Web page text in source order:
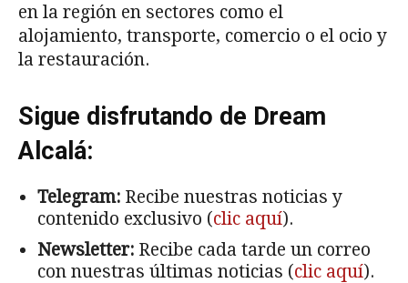
en la región en sectores como el
alojamiento, transporte, comercio o el ocio y
la restauración.
Sigue disfrutando de Dream
Alcalá:
Telegram: Recibe nuestras noticias y
contenido exclusivo (clic aquí).
Newsletter: Recibe cada tarde un correo
con nuestras últimas noticias (clic aquí).